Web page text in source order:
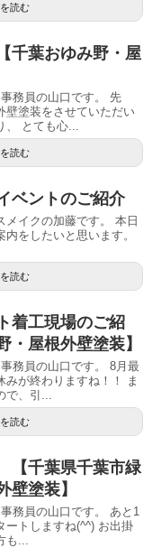
読む
千葉おゆみ野・屋
務員の山口です。 先
壁塗装をさせていただい
とても心...
読む
ベントのご紹介
メイクの加藤です。 本日
をしたいと思います。
読む
着工現場のご紹
屋根外壁塗装】
務員の山口です。 8月最
みが終わりますね！！ ま
、引...
読む
千葉県千葉市緑
壁塗装】
務員の山口です。 あと1
ートしますね(^^) お出掛
...